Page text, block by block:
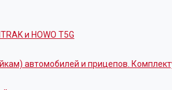
и HOWO T5G
автомобилей и прицепов.